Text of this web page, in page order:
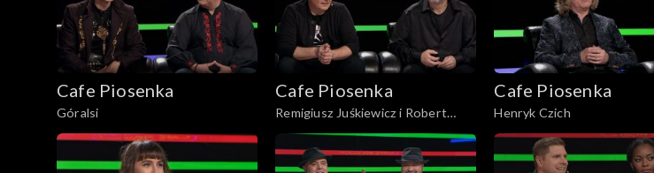
Cafe Piosenka
Góralsi
Cafe Piosenka
Remigiusz Juśkiewicz i Robert
Madziarz
Cafe Piosenka
Henryk Czich